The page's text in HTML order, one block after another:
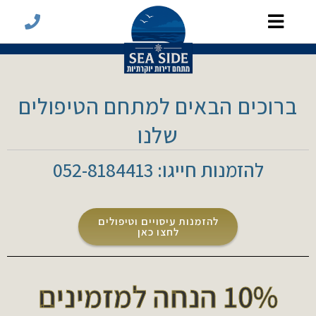
ברוכים הבאים למתחם הטיפולים
שלנו
להזמנות חייגו: 052-8184413
להזמנות עיסויים וטיפולים
לחצו כאן
10% הנחה למזמינים